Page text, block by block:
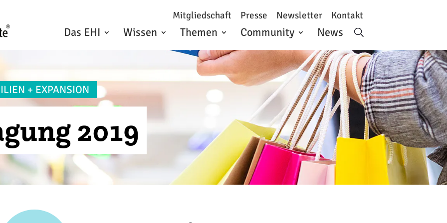
Mitgliedschaft Presse Newsletter Kontakt
Das EHI Wissen Themen Community News
+ EXPANSION
2019